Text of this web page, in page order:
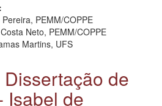
PEMM/COPPE
Neto, PEMM/COPPE
Martins, UFS
de
Isabel de